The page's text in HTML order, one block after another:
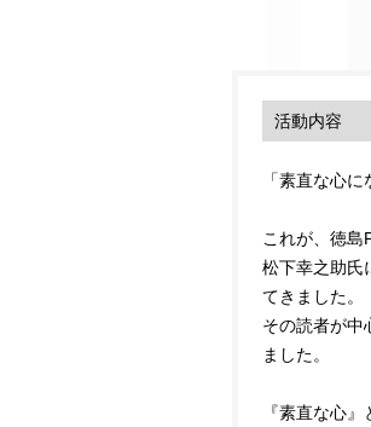
活動内容
「素直な心に
これが、徳島
松下幸之助氏
てきました。
その読者が中
ました。
『素直な心』